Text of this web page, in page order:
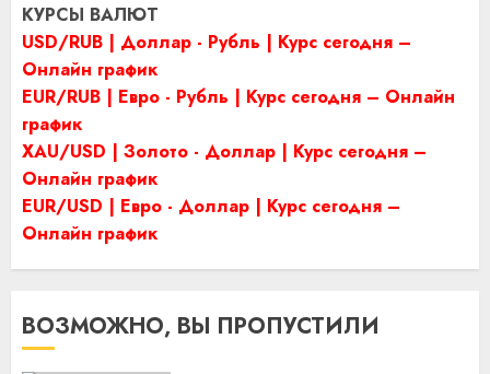
КУРСЫ ВАЛЮТ
USD/RUB | Доллар - Рубль | Курс сегодня –
Онлайн график
EUR/RUB | Евро - Рубль | Курс сегодня – Онлайн
график
XAU/USD | Золото - Доллар | Курс сегодня –
Онлайн график
EUR/USD | Евро - Доллар | Курс сегодня –
Онлайн график
ВОЗМОЖНО, ВЫ ПРОПУСТИЛИ